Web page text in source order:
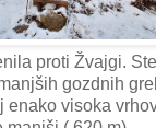
proti Žvajgi.
gozdnih
enako visoka